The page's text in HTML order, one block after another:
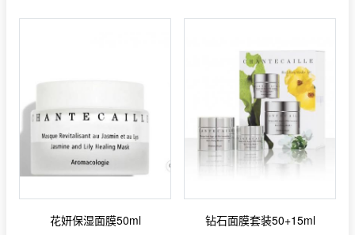
花妍保湿面膜50ml
钻石面膜套装50+15ml